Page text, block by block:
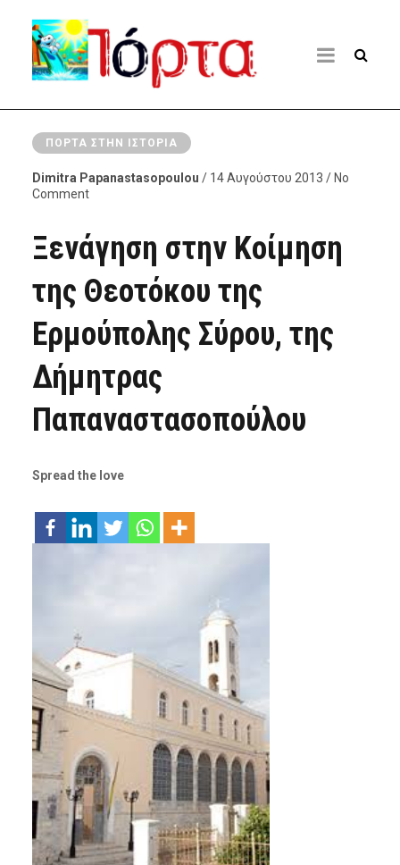
ΠΌΡΤΑ ΣΤΗΝ ΙΣΤΟΡΊΑ
Dimitra Papanastasopoulou / 14 Αυγούστου 2013 / No
Comment
Ξενάγηση στην Κοίμηση
της Θεοτόκου της
Ερμούπολης Σύρου, της
Δήμητρας
Παπαναστασοπούλου
Spread the love